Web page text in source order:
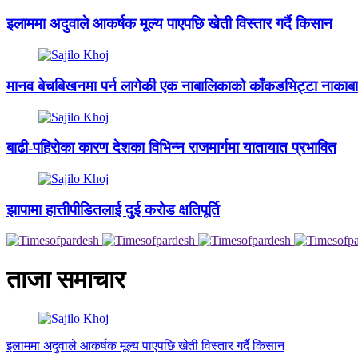
इलाममा अदुवाले आकर्षक मूल्य पाएपछि खेती विस्तार गर्दै किसान
मानव बेचबिखनमा पर्न लागेकी एक नाबालिकाको काँकडभिट्टा
बाढी-पहिरोका कारण देशका विभिन्न राजमार्गमा यातायात प्रभावित
झापामा हात्तीपीडितलाई दुई करोड क्षतिपूर्ति
ताजा समाचार
इलाममा अदुवाले आकर्षक मूल्य पाएपछि खेती विस्तार गर्दै किसान